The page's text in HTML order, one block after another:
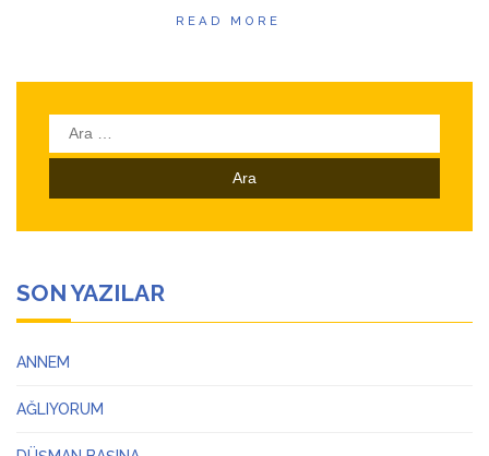
READ MORE
Arama:
SON YAZILAR
ANNEM
AĞLIYORUM